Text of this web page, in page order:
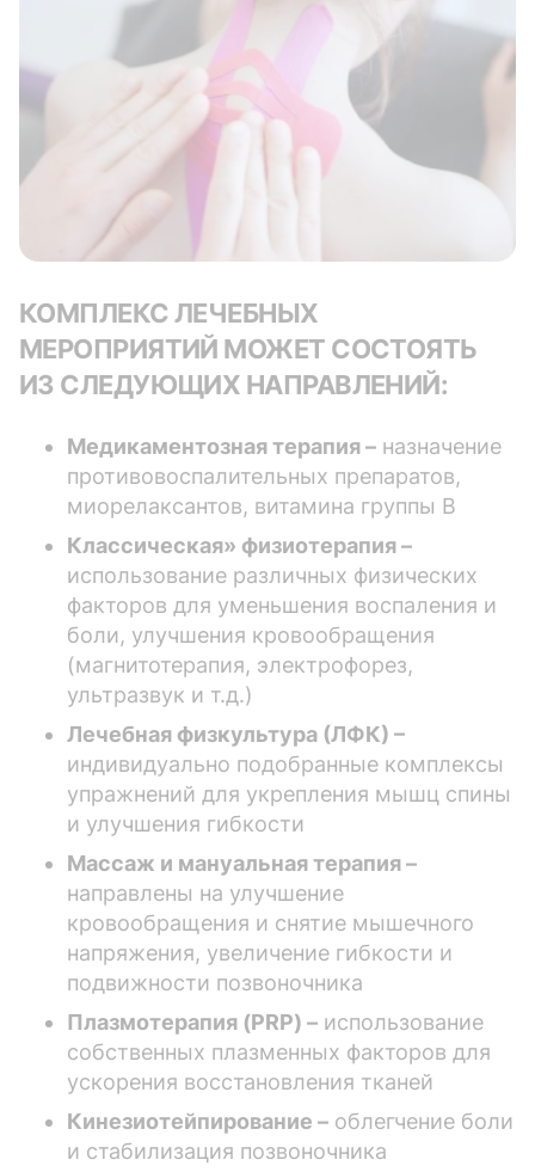
КОМПЛЕКС ЛЕЧЕБНЫХ
МЕРОПРИЯТИЙ МОЖЕТ СОСТОЯТЬ
ИЗ СЛЕДУЮЩИХ НАПРАВЛЕНИЙ:
Медикаментозная терапия – назначение
противовоспалительных препаратов,
миорелаксантов, витамина группы B
Классическая» физиотерапия –
использование различных физических
факторов для уменьшения воспаления и
боли, улучшения кровообращения
(магнитотерапия, электрофорез,
ультразвук и т.д.)
Лечебная физкультура (ЛФК) –
индивидуально подобранные комплексы
упражнений для укрепления мышц спины
и улучшения гибкости
Массаж и мануальная терапия –
направлены на улучшение
кровообращения и снятие мышечного
напряжения, увеличение гибкости и
подвижности позвоночника
Плазмотерапия (PRP) – использование
собственных плазменных факторов для
ускорения восстановления тканей
Кинезиотейпирование – облегчение боли
и стабилизация позвоночника